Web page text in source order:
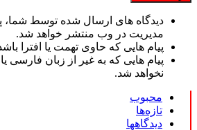
دیدگاه های ارسال شده توسط شما،
مدیریت در وب منتشر خواهد شد.
پیام هایی که حاوی تهمت یا افترا
پیام هایی که به غیر از زبان فارسی
نخواهد شد.
محبوب
تازه‌ها
دیدگاهها